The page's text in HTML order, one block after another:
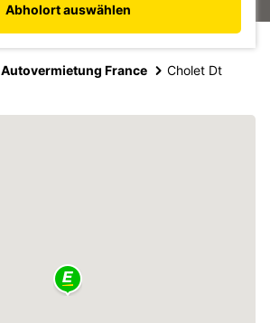
Abholort auswählen
Autovermietung France Cholet Dt